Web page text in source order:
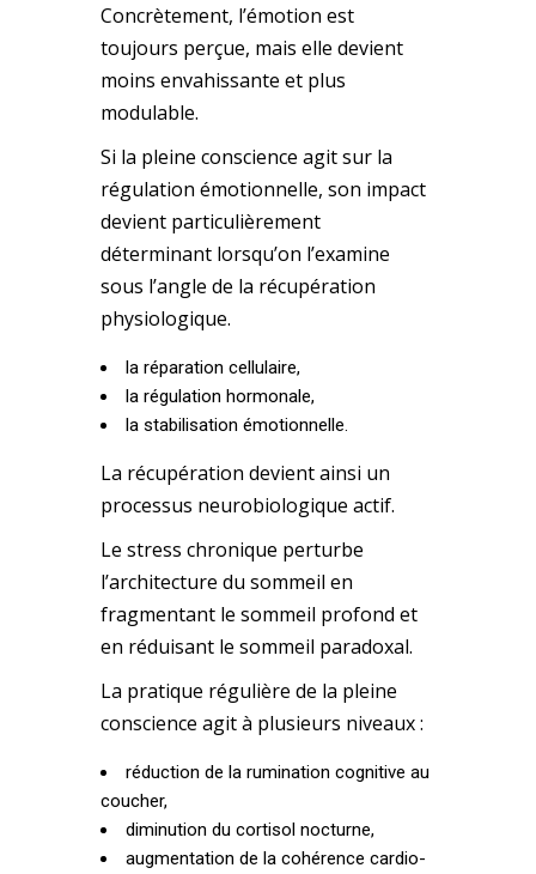
Concrètement, l’émotion est
toujours perçue, mais elle devient
moins envahissante et plus
modulable.
Si la pleine conscience agit sur la
régulation émotionnelle, son impact
devient particulièrement
déterminant lorsqu’on l’examine
sous l’angle de la récupération
physiologique.
la réparation cellulaire,
la régulation hormonale,
la stabilisation émotionnelle.
La récupération devient ainsi un
processus neurobiologique actif.
Le stress chronique perturbe
l’architecture du sommeil en
fragmentant le sommeil profond et
en réduisant le sommeil paradoxal.
La pratique régulière de la pleine
conscience agit à plusieurs niveaux :
réduction de la rumination cognitive au
coucher,
diminution du cortisol nocturne,
augmentation de la cohérence cardio-